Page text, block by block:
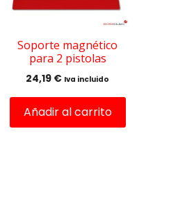
Soporte magnético
para 2 pistolas
24,19 € Iva incluido
Añadir al carrito